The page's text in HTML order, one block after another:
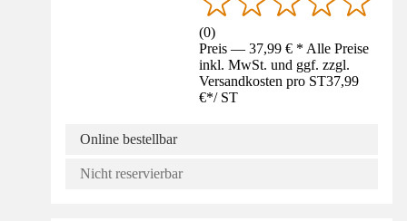
(0)
Preis — 37,99 € * Alle Preise
inkl. MwSt. und ggf. zzgl.
Versandkosten pro ST37,99
€*/ ST
Online bestellbar
Nicht reservierbar